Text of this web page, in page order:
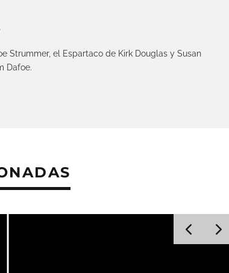
Strummer, el Espartaco de Kirk Douglas y Susan
Dafoe.